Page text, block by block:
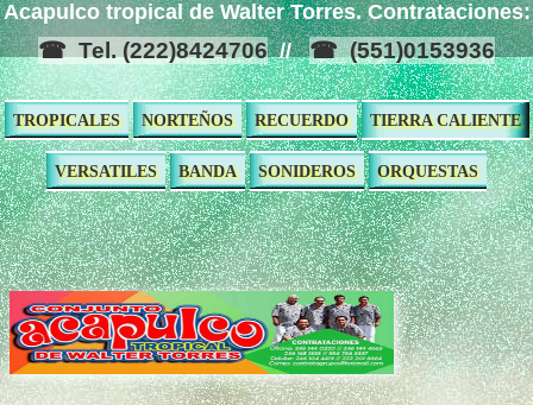
Acapulco tropical de Walter Torres. Contrataciones:
Tel. (222)8424706 // (551)0153936
TROPICALES NORTEÑOS RECUERDO TIERRA CALIENTE
VERSATILES BANDA SONIDEROS ORQUESTAS